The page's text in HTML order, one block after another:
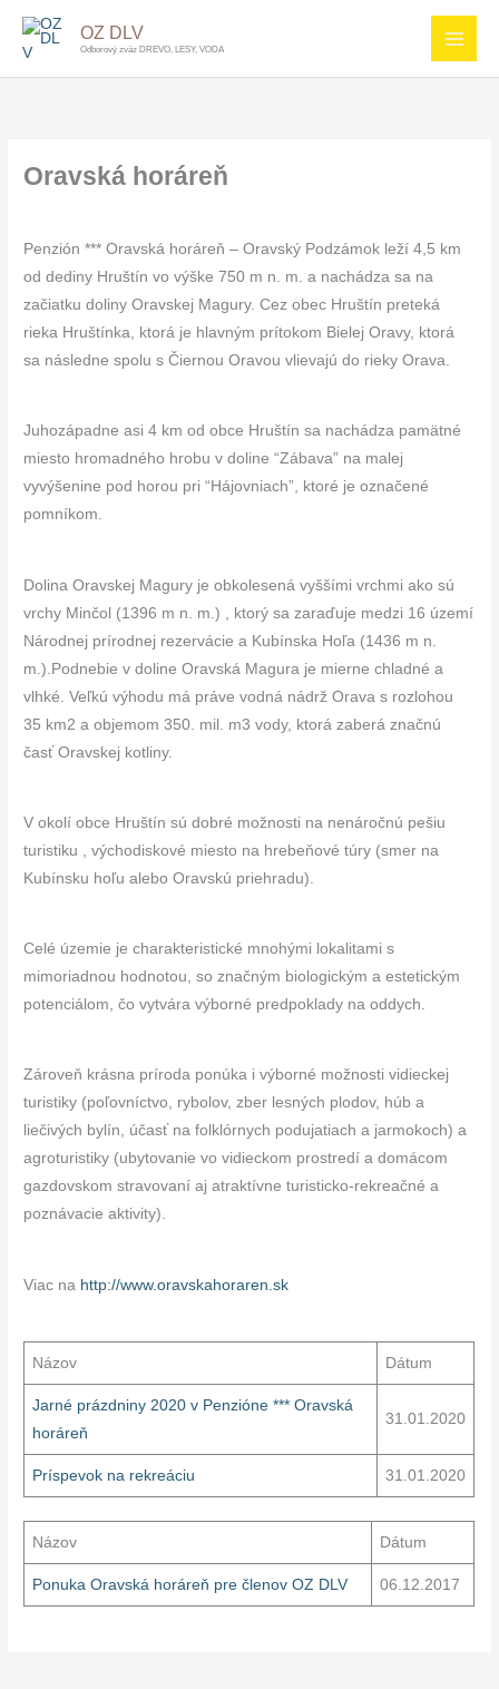
Preskočiť
OZ DLV
Odborový zväz DREVO, LESY, VODA
Oravská horáreň
Penzión *** Oravská horáreň – Oravský Podzámok leží 4,5 km
od dediny Hruštín vo výške 750 m n. m. a nachádza sa na
začiatku doliny Oravskej Magury. Cez obec Hruštín preteká
rieka Hruštínka, ktorá je hlavným prítokom Bielej Oravy, ktorá
sa následne spolu s Čiernou Oravou vlievajú do rieky Orava.
Juhozápadne asi 4 km od obce Hruštín sa nachádza pamätné
miesto hromadného hrobu v doline “Zábava” na malej
vyvýšenine pod horou pri “Hájovniach”, ktoré je označené
pomníkom.
Dolina Oravskej Magury je obkolesená vyššími vrchmi ako sú
vrchy Minčol (1396 m n. m.) , ktorý sa zaraďuje medzi 16 území
Národnej prírodnej rezervácie a Kubínska Hoľa (1436 m n.
m.).Podnebie v doline Oravská Magura je mierne chladné a
vlhké. Veľkú výhodu má práve vodná nádrž Orava s rozlohou
35 km2 a objemom 350. mil. m3 vody, ktorá zaberá značnú
časť Oravskej kotliny.
V okolí obce Hruštín sú dobré možnosti na nenáročnú pešiu
turistiku , východiskové miesto na hrebeňové túry (smer na
Kubínsku hoľu alebo Oravskú priehradu).
Celé územie je charakteristické mnohými lokalitami s
mimoriadnou hodnotou, so značným biologickým a estetickým
potenciálom, čo vytvára výborné predpoklady na oddych.
Zároveň krásna príroda ponúka i výborné možnosti vidieckej
turistiky (poľovníctvo, rybolov, zber lesných plodov, húb a
liečivých bylín, účasť na folklórnych podujatiach a jarmokoch) a
agroturistiky (ubytovanie vo vidieckom prostredí a domácom
gazdovskom stravovaní aj atraktívne turisticko-rekreačné a
poznávacie aktivity).
Viac na http://www.oravskahoraren.sk
Názov Dátum
Jarné prázdniny 2020 v Penzióne *** Oravská
horáreň
31.01.2020
Príspevok na rekreáciu 31.01.2020
Názov Dátum
Ponuka Oravská horáreň pre členov OZ DLV 06.12.2017